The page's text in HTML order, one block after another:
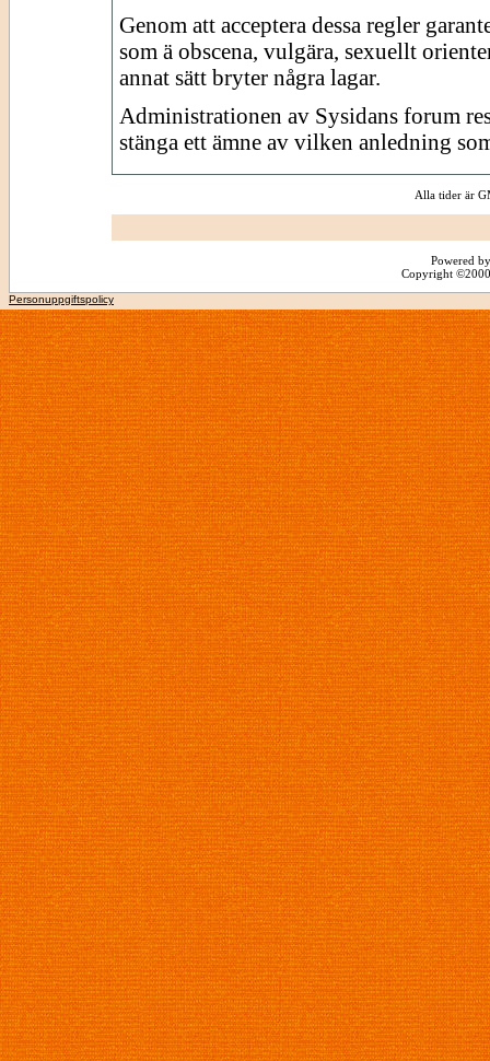
Genom att acceptera dessa regler
som ä obscena, vulgära, sexuellt
annat sätt bryter några lagar.
Administrationen av Sysidans forum
stänga ett ämne av vilken anledning
Alla tider är
Powered
Copyright
Personuppgiftspolicy